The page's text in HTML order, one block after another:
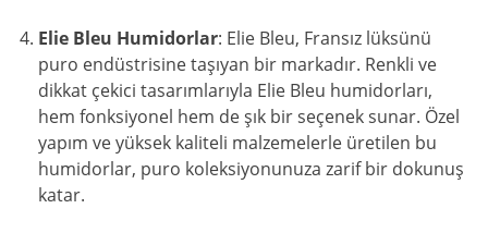
Elie Bleu Humidorlar: Elie Bleu, Fransız lüksünü
puro endüstrisine taşıyan bir markadır. Renkli ve
dikkat çekici tasarımlarıyla Elie Bleu humidorları,
hem fonksiyonel hem de şık bir seçenek sunar. Özel
yapım ve yüksek kaliteli malzemelerle üretilen bu
humidorlar, puro koleksiyonunuza zarif bir dokunuş
katar.